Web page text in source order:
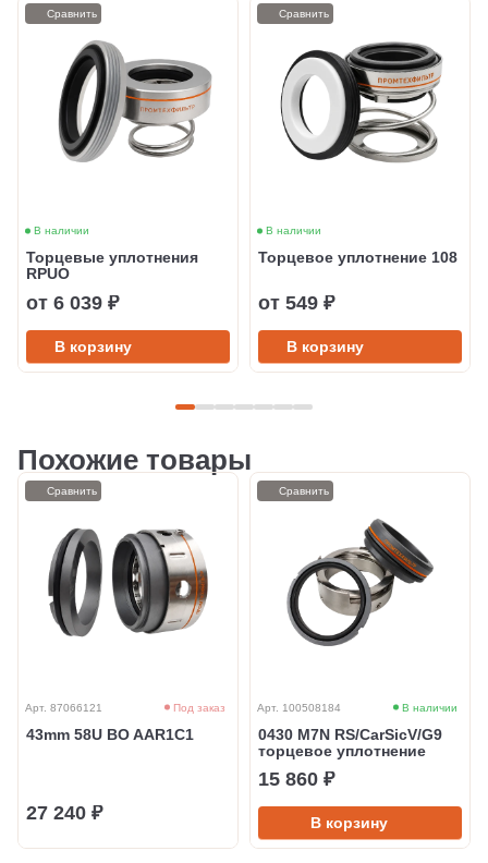
В наличии
Торцевые уплотнения
RPUO
от 6 039 ₽
В корзину
Сравнить
В наличии
Торцевое уплотнение 108
от 549 ₽
В корзину
Сравнить
Похожие товары
Арт. 87066121 Под заказ
43mm 58U BO AAR1C1
27 240 ₽
Сравнить
Арт. 100508184 В наличии
0430 M7N RS/CarSicV/G9
торцевое уплотнение
15 860 ₽
В корзину
Сравнить